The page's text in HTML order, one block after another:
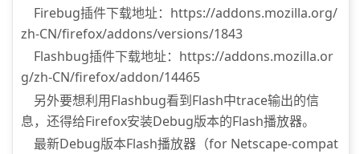
Firebug插件下载地址：https://addons.mozilla.org/
zh-CN/firefox/addons/versions/1843
Flashbug插件下载地址：https://addons.mozilla.or
g/zh-CN/firefox/addon/14465
另外要想利用Flashbug看到Flash中trace输出的信
息，还得给Firefox安装Debug版本的Flash播放器。
最新Debug版本Flash播放器（for Netscape-compat